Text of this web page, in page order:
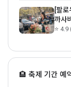
[팔
까사
⭐
🏨 축제 기간